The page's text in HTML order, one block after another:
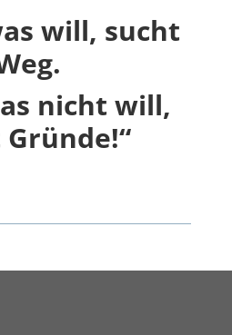
will, sucht
nicht will,